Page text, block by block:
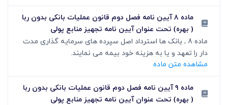
ماده ۸ آیین نامه فصل دوم قانون عملیات بانکی بدون ربا
( بهره) تحت عنوان آیین نامه تجهیز منابع پولی
ماده 8 ـ بانک ها استرداد اصل سپرده های سرمایه گذاری مدت
دار را تعهد و یا به هزینه خود بیمه می نمایند.
مشاهده متن ماده
ماده ۹ آیین نامه فصل دوم قانون عملیات بانکی بدون ربا
( بهره) تحت عنوان آیین نامه تجهیز منابع پولی